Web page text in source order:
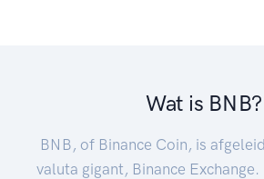
Wat is BNB?
BNB, of Binance Coin, is
valuta gigant, Binance